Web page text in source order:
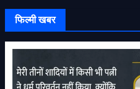
फिल्मी खबर